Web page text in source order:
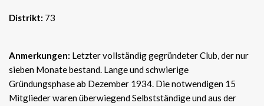
Distrikt: 73
Anmerkungen: Letzter vollständig gegründeter Club, der nur
sieben Monate bestand. Lange und schwierige
Gründungsphase ab Dezember 1934. Die notwendigen 15
Mitglieder waren überwiegend Selbstständige und aus der